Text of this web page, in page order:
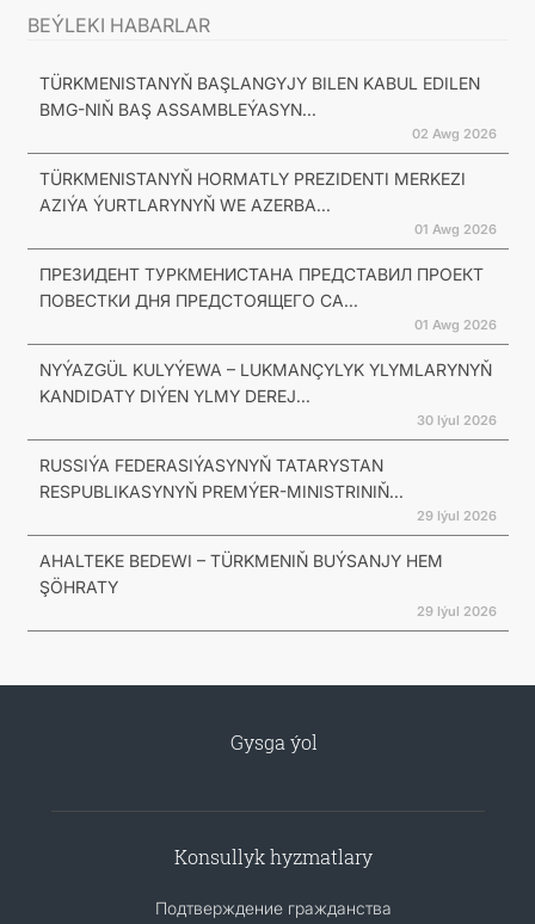
BEÝLEKI HABARLAR
TÜRKMENISTANYŇ BAŞLANGYJY BILEN KABUL EDILEN
BMG-NIŇ BAŞ ASSAMBLEÝASYN...
02 Awg 2026
TÜRKMENISTANYŇ HORMATLY PREZIDENTI MERKEZI
AZIÝA ÝURTLARYNYŇ WE AZERBA...
01 Awg 2026
ПРЕЗИДЕНТ ТУРКМЕНИСТАНА ПРЕДСТАВИЛ ПРОЕКТ
ПОВЕСТКИ ДНЯ ПРЕДСТОЯЩЕГО СА...
01 Awg 2026
NYÝAZGÜL KULYÝEWA – LUKMANÇYLYK YLYMLARYNYŇ
KANDIDATY DIÝEN YLMY DEREJ...
30 Iýul 2026
RUSSIÝA FEDERASIÝASYNYŇ TATARYSTAN
RESPUBLIKASYNYŇ PREMÝER-MINISTRINIŇ...
29 Iýul 2026
AHALTEKE BEDEWI – TÜRKMENIŇ BUÝSANJY HEM
ŞÖHRATY
29 Iýul 2026
Gysga ýol
Konsullyk hyzmatlary
Подтверждение гражданства